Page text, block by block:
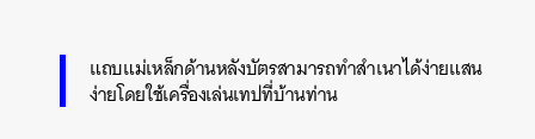
แถบแม่เหล็กด้านหลังบัตรสามารถทำสำเนาได้ง่ายแสน
ง่ายโดยใช้เครื่องเล่นเทปที่บ้านท่าน